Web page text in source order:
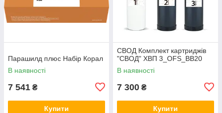
Парашилд плюс Набір Корал
В наявності
7 541 ₴
Купити
СВОД Комплект картриджів
"СВОД" ХВП 3_OFS_BB20
В наявності
7 300 ₴
Купити